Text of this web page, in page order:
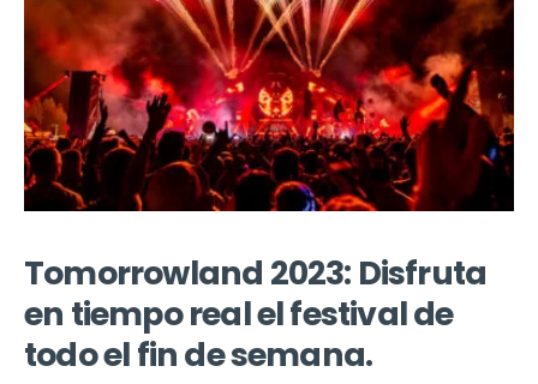
Tomorrowland 2023: Disfruta
en tiempo real el festival de
todo el fin de semana.